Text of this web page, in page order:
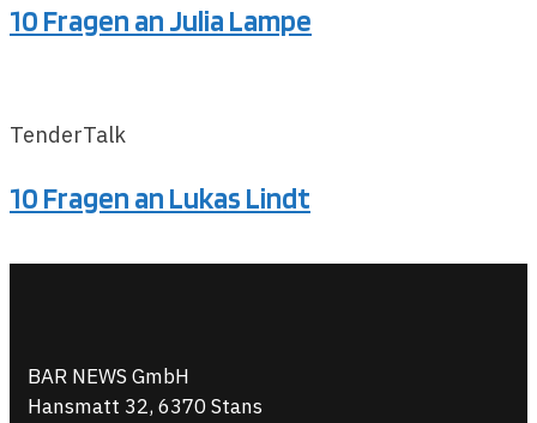
10 Fragen an Julia Lampe
TenderTalk
10 Fragen an Lukas Lindt
BAR NEWS GmbH
Hansmatt 32, 6370 Stans